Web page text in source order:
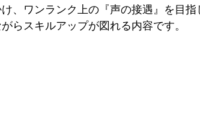
、ワンランク上の『声の接遇』を目
らスキルアップが図れる内容です。